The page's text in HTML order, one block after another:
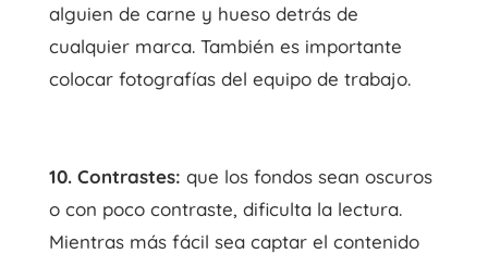
alguien de carne y hueso detrás de
cualquier marca. También es importante
colocar fotografías del equipo de trabajo.
10. Contrastes: que los fondos sean oscuros
o con poco contraste, dificulta la lectura.
Mientras más fácil sea captar el contenido